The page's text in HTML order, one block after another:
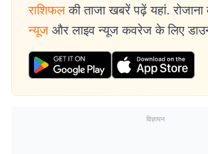
राशिफल की ताजा खबरें पढ़ें यहां.
न्यूज और लाइव न्यूज कवरेज के लिए
विज्ञापन